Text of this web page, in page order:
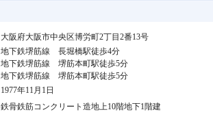
大阪府大阪市中央区博労町2丁目2番13号
地下鉄堺筋線 長堀橋駅徒歩4分
地下鉄堺筋線 堺筋本町駅徒歩5分
地下鉄堺筋線 堺筋本町駅徒歩5分
1977年11月1日
鉄骨鉄筋コンクリート造地上10階地下1階建